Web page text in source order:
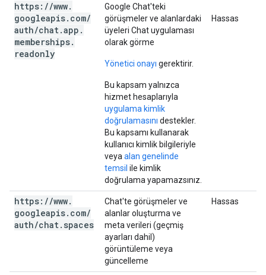
https: //www.
googleapis. com/
auth/chat.app .
memberships.
readonly
Google Chat'teki
görüşmeler ve alanlardaki
üyeleri Chat uygulaması
olarak görme
Yönetici onayı gerektirir.
Bu kapsam yalnızca
hizmet hesaplarıyla
uygulama kimlik
doğrulamasını destekler.
Bu kapsamı kullanarak
kullanıcı kimlik bilgileriyle
veya alan genelinde
temsil ile kimlik
doğrulama yapamazsınız.
Hassas
https: //www.
googleapis. com/
auth/chat. spaces
Chat'te görüşmeler ve
alanlar oluşturma ve
meta verileri (geçmiş
ayarları dahil)
görüntüleme veya
güncelleme
Hassas